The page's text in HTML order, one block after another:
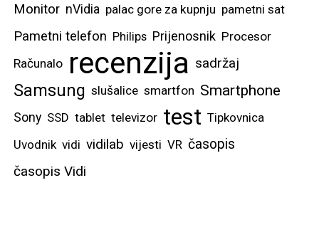
Monitor nVidia palac gore za kupnju pametni sat
Pametni telefon Philips Prijenosnik Procesor
Računalo recenzija sadržaj
Samsung slušalice smartfon Smartphone
Sony SSD tablet televizor test Tipkovnica
Uvodnik vidi vidilab vijesti VR časopis
časopis Vidi